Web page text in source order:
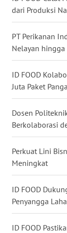
dari Produksi
PT Perikanan
Nelayan
ID FOOD
Juta Paket
Dosen
Berkolaborasi
Perkuat Lini
Meningkat
ID FOOD
Penyangga
ID FOOD
WN
KALTARA
WN
WN
WN
SULUT